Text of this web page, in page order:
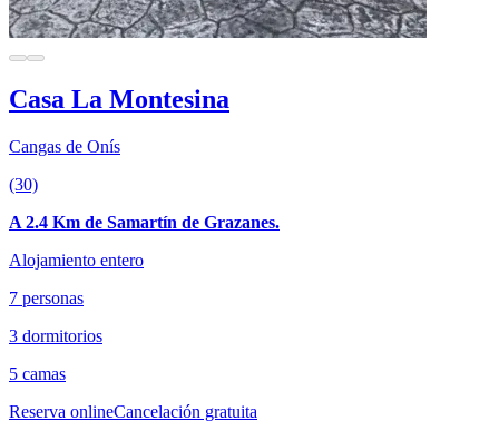
Casa La Montesina
Cangas de Onís
(30)
A 2.4 Km de Samartín de Grazanes.
Alojamiento entero
7 personas
3 dormitorios
5 camas
Reserva onlineCancelación gratuita